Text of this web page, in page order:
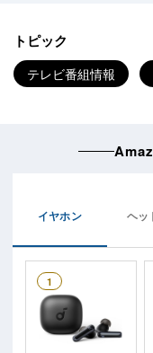
トピック
テレビ番組情報